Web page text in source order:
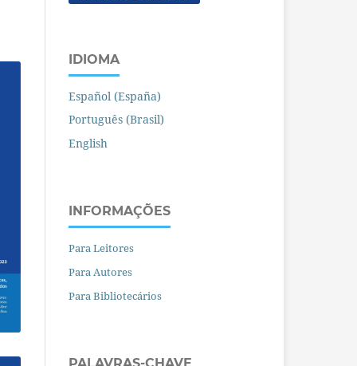
IDIOMA
Español (España)
Português (Brasil)
English
INFORMAÇÕES
Para Leitores
Para Autores
Para Bibliotecários